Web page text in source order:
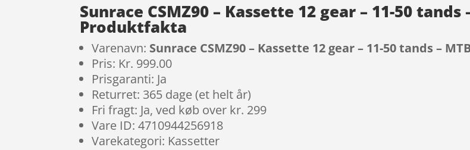
Sunrace CSMZ90 – Kassette 12 gear – 11-50 tands
Produktfakta
Varenavn: Sunrace CSMZ90 – Kassette 12 gear – 11-50 tands –
Pris: Kr. 999.00
Prisgaranti: Ja
Returret: 365 dage (et helt år)
Fri fragt: Ja, ved køb over kr. 299
Vare ID: 4710944256918
Varekategori: Kassetter